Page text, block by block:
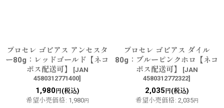
プロセレ ゴビアス アンセスタ
ー80g：レッドゴールド【ネコ
ポス配送可】
[JAN
4580312771400]
1,980円(税込)
希望小売価格: 1,980円
プロセレ ゴビアス ダイル
80g：ブルーピンクホロ【ネコ
ポス配送可】
[JAN
4580312772322]
2,035 円(税込)
希望小売価格: 2,035円